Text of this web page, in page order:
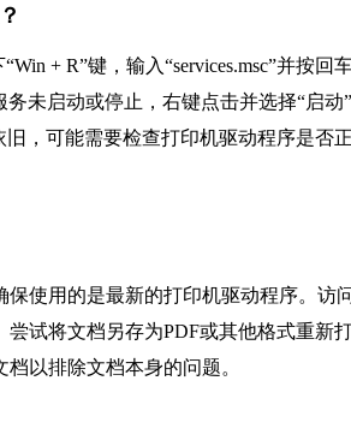
+ R”键，输入“services.msc”并按回
未启动或停止，右键点击并选择“启动”
，可能需要检查打印机驱动程序是否
使用的是最新的打印机驱动程序。访
试将文档另存为PDF或其他格式重新
以排除文档本身的问题。